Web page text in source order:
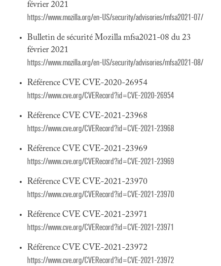
février 2021
https://www.mozilla.org/en-US/security/advisories/mfsa2021-07/
Bulletin de sécurité Mozilla mfsa2021-08 du 23
février 2021
https://www.mozilla.org/en-US/security/advisories/mfsa2021-08/
Référence CVE CVE-2020-26954
https://www.cve.org/CVERecord?id=CVE-2020-26954
Référence CVE CVE-2021-23968
https://www.cve.org/CVERecord?id=CVE-2021-23968
Référence CVE CVE-2021-23969
https://www.cve.org/CVERecord?id=CVE-2021-23969
Référence CVE CVE-2021-23970
https://www.cve.org/CVERecord?id=CVE-2021-23970
Référence CVE CVE-2021-23971
https://www.cve.org/CVERecord?id=CVE-2021-23971
Référence CVE CVE-2021-23972
https://www.cve.org/CVERecord?id=CVE-2021-23972